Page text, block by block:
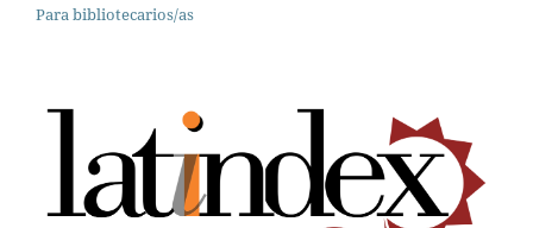
Para bibliotecarios/as